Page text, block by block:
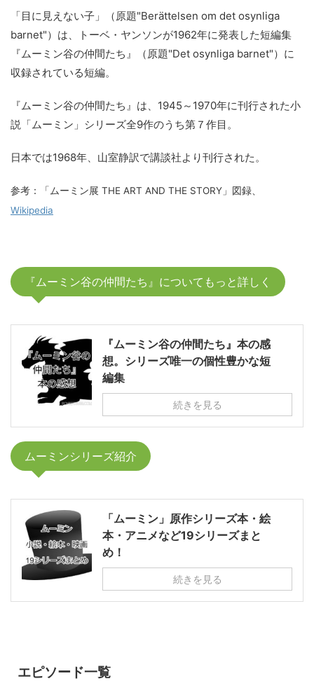
「目に見えない子」（原題"Berättelsen om det osynliga
barnet"）は、トーベ・ヤンソンが1962年に発表した短編集
『ムーミン谷の仲間たち』（原題"Det osynliga barnet"）に
収録されている短編。
『ムーミン谷の仲間たち』は、1945～1970年に刊行された小
説「ムーミン」シリーズ全9作のうち第７作目。
日本では1968年、山室静訳で講談社より刊行された。
参考：「ムーミン展 THE ART AND THE STORY」図録、
Wikipedia
『ムーミン谷の仲間たち』についてもっと詳しく
『ムーミン谷の仲間たち』本の感
想。シリーズ唯一の個性豊かな短
編集
続きを見る
ムーミンシリーズ紹介
「ムーミン」原作シリーズ本・絵
本・アニメなど19シリーズまと
め！
続きを見る
エピソード一覧